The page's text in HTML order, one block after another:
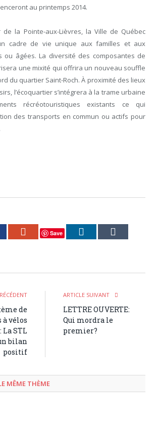
au printemps 2014.
de la Pointe-aux-Lièvres, la Ville de Québec
cadre de vie unique aux familles et aux
ou âgées. La diversité des composantes de
une mixité qui offrira un nouveau souffle
du quartier Saint-Roch. À proximité des lieux
l’écoquartier s’intégrera à la trame urbaine
récréotouristiques existants ce qui
des transports en commun ou actifs pour
Facebook Google+
Save LinkedIn
de
à vélos
La STL
bilan
positif
ARTICLE SUIVANT
LETTRE OUVERTE:
Qui mordra le
premier?
MÊME THÈME